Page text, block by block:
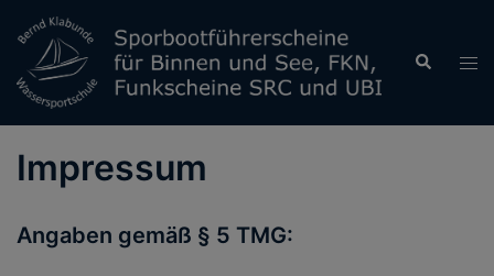
Inhalt
springen
Suche
Impressum
Angaben gemäß § 5 TMG: